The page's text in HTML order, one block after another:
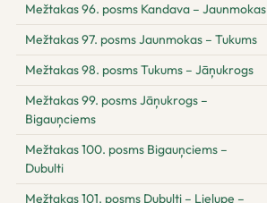
Mežtakas 96. posms Kandava – Jaunmokas
Mežtakas 97. posms Jaunmokas – Tukums
Mežtakas 98. posms Tukums – Jāņukrogs
Mežtakas 99. posms Jāņukrogs –
Bigauņciems
Mežtakas 100. posms Bigauņciems –
Dubulti
Mežtakas 101. posms Dubulti – Lielupe –